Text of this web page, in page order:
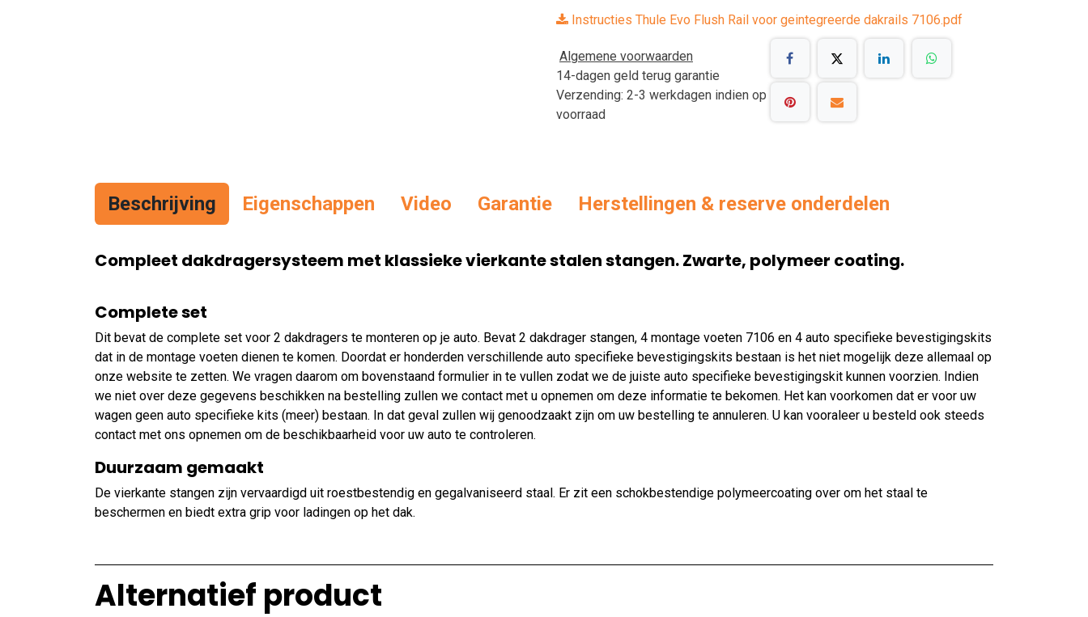
Instructies Thule Evo Flush Rail voor geintegreerde dakrails 7106.pdf
Algemene voorwaarden
14-dagen geld terug garantie
Verzending: 2-3 werkdagen indien op
voorraad
Beschrijving Eigenschappen Video Garantie Herstellingen & reserve onderdelen
Compleet dakdragersysteem met klassieke vierkante stalen stangen. Zwarte, polymeer coating.
Complete set
Dit bevat de complete set voor 2 dakdragers te monteren op je auto. Bevat 2 dakdrager stangen, 4 montage voeten 7106 en 4 auto specifieke bevestigingskits
dat in de montage voeten dienen te komen. Doordat er honderden verschillende auto specifieke bevestigingskits bestaan is het niet mogelijk deze allemaal op
onze website te zetten. We vragen daarom om bovenstaand formulier in te vullen zodat we de juiste auto specifieke bevestigingskit kunnen voorzien. Indien
we niet over deze gegevens beschikken na bestelling zullen we contact met u opnemen om deze informatie te bekomen. Het kan voorkomen dat er voor uw
wagen geen auto specifieke kits (meer) bestaan. In dat geval zullen wij genoodzaakt zijn om uw bestelling te annuleren. U kan vooraleer u besteld ook steeds
contact met ons opnemen om de beschikbaarheid voor uw auto te controleren.
Duurzaam gemaakt
De vierkante stangen zijn vervaardigd uit roestbestendig en gegalvaniseerd staal. Er zit een schokbestendige polymeercoating over om het staal te
beschermen en biedt extra grip voor ladingen op het dak.
Alternatief product